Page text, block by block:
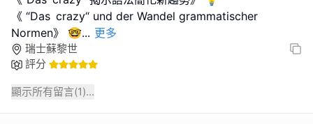
《 “Das crazy“ und der Wandel grammatischer
Normen》 🤓... 更多
瑞士蘇黎世
評分
顯示所有留言(1)...